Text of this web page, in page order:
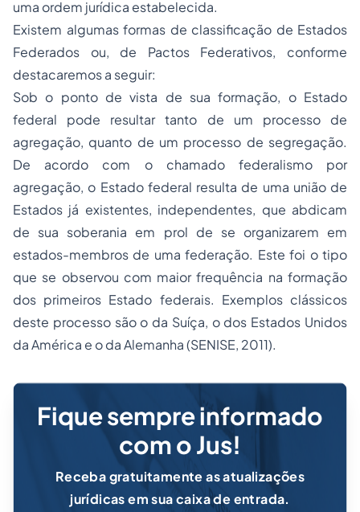
uma ordem jurídica estabelecida.
Existem algumas formas de classificação de Estados
Federados ou, de Pactos Federativos, conforme
destacaremos a seguir:
Sob o ponto de vista de sua formação, o Estado
federal pode resultar tanto de um processo de
agregação, quanto de um processo de segregação.
De acordo com o chamado federalismo por
agregação, o Estado federal resulta de uma união de
Estados já existentes, independentes, que abdicam
de sua soberania em prol de se organizarem em
estados-membros de uma federação. Este foi o tipo
que se observou com maior frequência na formação
dos primeiros Estado federais. Exemplos clássicos
deste processo são o da Suíça, o dos Estados Unidos
da América e o da Alemanha (SENISE, 2011).
Fique sempre informado
com o Jus!
Receba gratuitamente as atualizações
jurídicas em sua caixa de entrada.